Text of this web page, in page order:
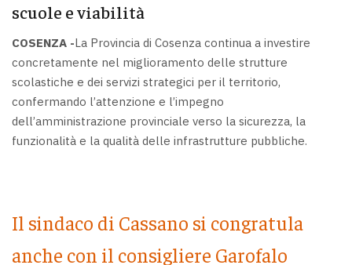
scuole e viabilità
COSENZA -La Provincia di Cosenza continua a investire
concretamente nel miglioramento delle strutture
scolastiche e dei servizi strategici per il territorio,
confermando l’attenzione e l’impegno
dell’amministrazione provinciale verso la sicurezza, la
funzionalità e la qualità delle infrastrutture pubbliche.
Il sindaco di Cassano si congratula
anche con il consigliere Garofalo